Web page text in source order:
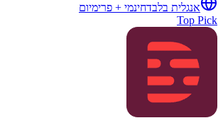
אנגלית בלבדחינמי + פרימיום
Top Pick